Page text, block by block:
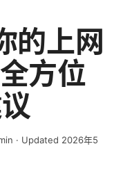
的上网
方位
· Updated 2026年5